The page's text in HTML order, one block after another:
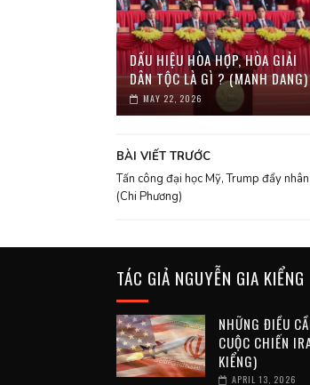
DẤU HIỆU HÒA HỢP, HÒA GIẢI
DÂN TỘC LÀ GÌ ? (MANH DANG)
MAY 22, 2026
BÀI VIẾT TRƯỚC
Tấn công đại học Mỹ, Trump đẩy
(Chi Phương)
TÁC GIẢ NGUYỄN GIA KIỂNG
NHỮNG ĐIỀU
CUỘC CHIẾN
KIỂNG)
APRIL 13, 2026